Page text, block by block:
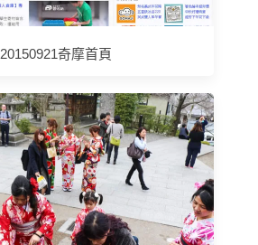
20150921奇摩首頁